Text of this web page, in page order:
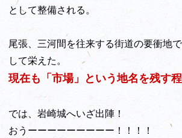
として整備される。
尾張、三河間を往来する街道の要衝地
して栄えた。
現在も「市場」という地名を残す程
では、岩崎城へいざ出陣！
おうーーーーーーーーー！！！！